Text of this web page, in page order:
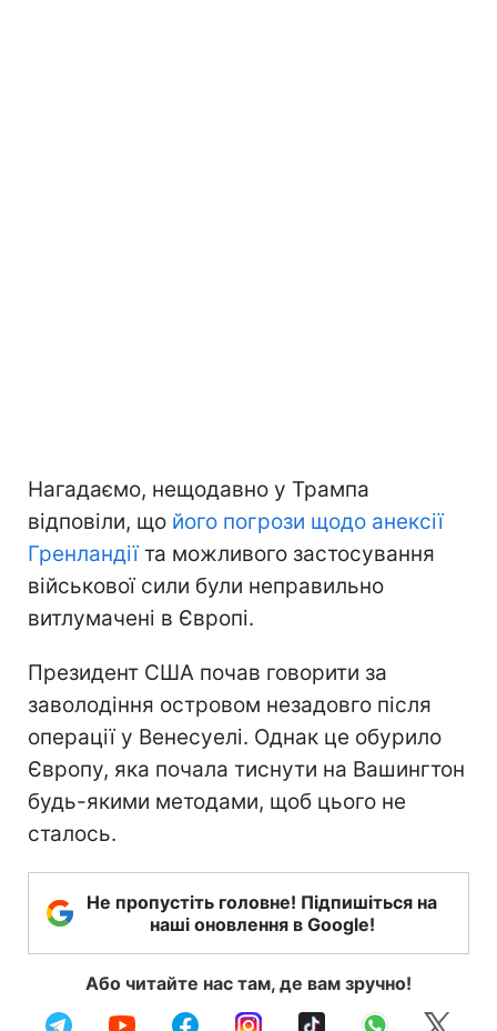
Нагадаємо, нещодавно у Трампа
відповіли, що його погрози щодо анексії
Гренландіїта можливого застосування
військової сили були неправильно
витлумачені в Європі.
Президент США почав говорити за
заволодіння островом незадовго після
операції у Венесуелі. Однак це обурило
Європу, яка почала тиснути на Вашингтон
будь-якими методами, щоб цього не
сталось.
Не пропустіть головне! Підпишіться на
наші оновлення в Google!
Або читайте нас там, де вам зручно!